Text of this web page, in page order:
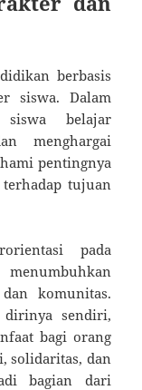
berbasis
siswa. Dalam
siswa belajar
menghargai
pentingnya
tujuan
pada
komunitas.
sendiri,
bagi orang
solidaritas, dan
bagian dari